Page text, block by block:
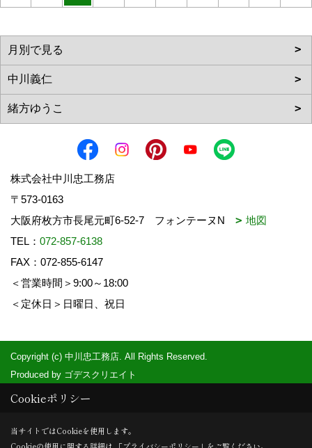
株式会社中川忠工務店
〒573-0163
大阪府枚方市長尾元町6-52-7 フォンテーヌN
地図
TEL： 072-857-6138
FAX：072-855-6147
＜営業時間＞9:00～18:00
＜定休日＞日曜日、祝日
Copyright (c) 中川忠工務店. All Rights Reserved.
Produced by ゴデスクリエイト
Cookieポリシー
当サイトではCookieを使用します。